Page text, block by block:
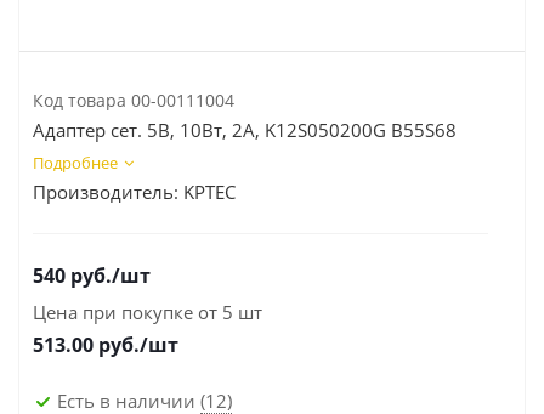
Код товара 00-00111004
Адаптер сет. 5В, 10Вт, 2А, K12S050200G B55S68
Подробнее
Производитель: KPTEC
540 руб./шт
Цена при покупке от 5 шт
513.00 руб./шт
Есть в наличии (12)